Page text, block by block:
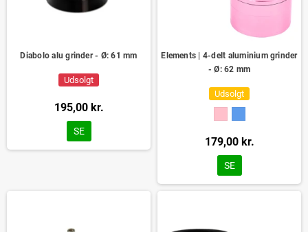
Diabolo alu grinder - Ø: 61 mm
Udsolgt
195,00 kr.
SE
Elements | 4-delt aluminium grinder
- Ø: 62 mm
Udsolgt
179,00 kr.
SE